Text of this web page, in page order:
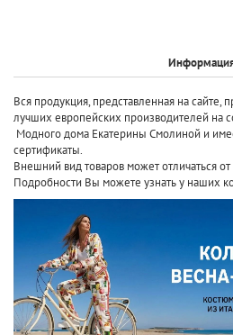
Вся продукция, представленная на сайте,
лучших европейских производителей на
Модного дома Екатерины Смолиной и
сертификаты.
Внешний вид товаров может отличаться
Подробности Вы можете узнать у наших